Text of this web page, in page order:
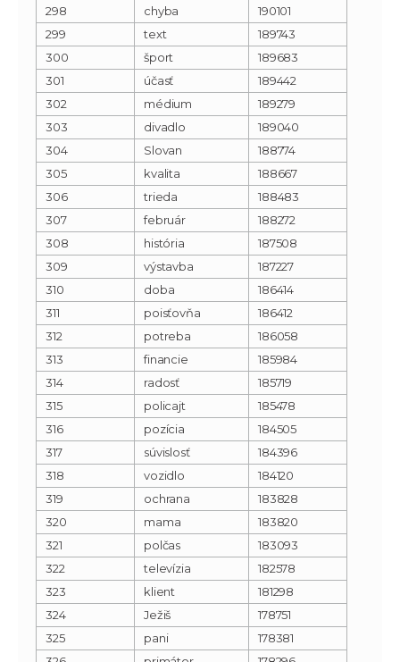
298 chyba
190101
299
text
189743
300
šport
189683
301
účasť
189442
302
médium
189279
303
divadlo
189040
304
Slovan
188774
305
kvalita
188667
306
trieda
188483
307
február
188272
308
história
187508
309
výstavba
187227
310
doba
186414
311
poisťovňa
186412
312
potreba
186058
313
financie
185984
314
radosť
185719
315
policajt
185478
316
pozícia
184505
317
súvislosť
184396
318
vozidlo
184120
319
ochrana
183828
320
mama
183820
321
polčas
183093
322
televízia
182578
323
klient
181298
324
Ježiš
178751
325
pani
178381